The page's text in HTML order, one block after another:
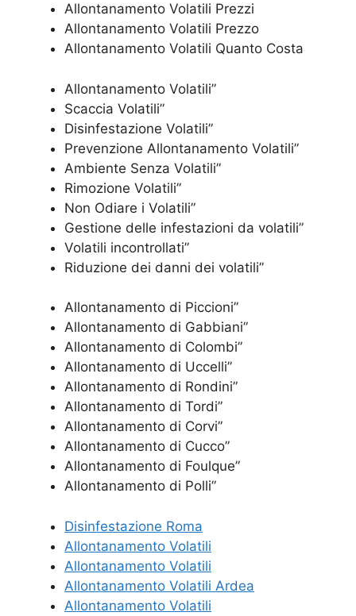
Allontanamento Volatili Prezzi
Allontanamento Volatili Prezzo
Allontanamento Volatili Quanto Costa
Allontanamento Volatili”
Scaccia Volatili”
Disinfestazione Volatili”
Prevenzione Allontanamento Volatili”
Ambiente Senza Volatili”
Rimozione Volatili”
Non Odiare i Volatili”
Gestione delle infestazioni da volatili”
Volatili incontrollati”
Riduzione dei danni dei volatili”
Allontanamento di Piccioni”
Allontanamento di Gabbiani”
Allontanamento di Colombi”
Allontanamento di Uccelli”
Allontanamento di Rondini”
Allontanamento di Tordi”
Allontanamento di Corvi”
Allontanamento di Cucco”
Allontanamento di Foulque”
Allontanamento di Polli”
Disinfestazione Roma
Allontanamento Volatili
Allontanamento Volatili
Allontanamento Volatili Ardea
Allontanamento Volatili